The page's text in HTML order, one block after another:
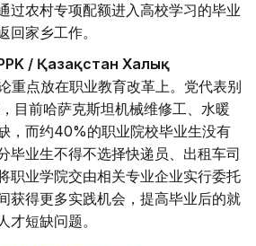
过农村专项配额进入高校学习的毕业
回家乡工作。
/ Қазақстан Халық
重点放在职业教育改革上。党代表别
目前哈萨克斯坦机械维修工、水暖
，而约40%的职业院校毕业生没有
毕业生不得不选择快递员、出租车司
职业学院交由相关专业企业实行委托
获得更多实践机会，提高毕业后的就
才短缺问题。